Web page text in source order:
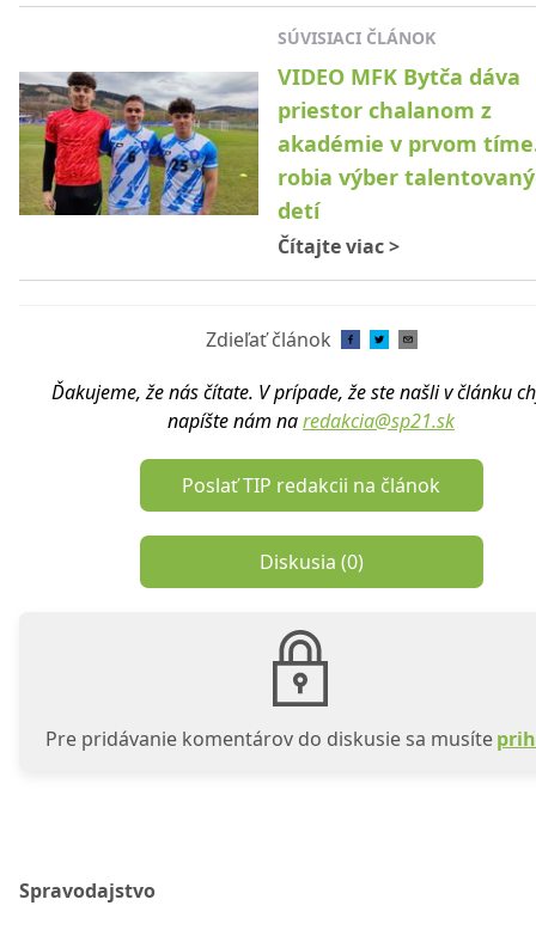
SÚVISIACI ČLÁNOK
VIDEO MFK Bytča dáva
priestor chalanom z
akadémie v prvom
robia výber
detí
Čítajte viac>
Zdieľať článok
Ďakujeme, že nás čítate. V prípade, že ste našli v článku
napíšte nám naredakcia@sp21.sk
Poslať TIP redakcii na článok
Diskusia (0)
Pre pridávanie komentárov do diskusie sa musíte
Spravodajstvo